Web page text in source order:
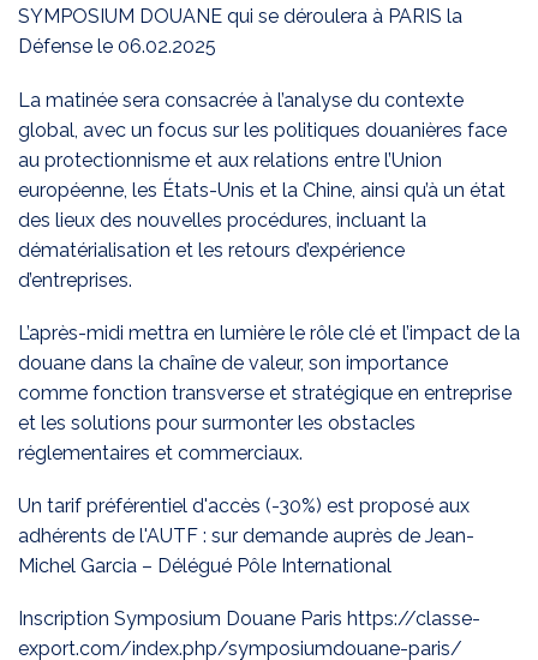
SYMPOSIUM DOUANE qui se déroulera à PARIS la
Défense le 06.02.2025
La matinée sera consacrée à l’analyse du contexte
global, avec un focus sur les politiques douanières face
au protectionnisme et aux relations entre l’Union
européenne, les États-Unis et la Chine, ainsi qu’à un état
des lieux des nouvelles procédures, incluant la
dématérialisation et les retours d’expérience
d’entreprises.
L’après-midi mettra en lumière le rôle clé et l’impact de la
douane dans la chaîne de valeur, son importance
comme fonction transverse et stratégique en entreprise
et les solutions pour surmonter les obstacles
réglementaires et commerciaux.
Un tarif préférentiel d'accès (-30%) est proposé aux
adhérents de l'AUTF : sur demande auprès de Jean-
Michel Garcia – Délégué Pôle International
Inscription Symposium Douane Paris https://classe-
export.com/index.php/symposiumdouane-paris/